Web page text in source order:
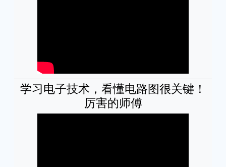
学习电子技术，看懂电路图很关键！
厉害的师傅